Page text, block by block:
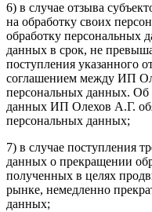
6) в случае отзыва
на обработку своих
обработку персональных
данных в срок, не
поступления указанного
соглашением между ИП
персональных данных.
данных ИП Олехов А.Г.
персональных данных;
7) в случае поступления
данных о прекращении
полученных в целях
рынке, немедленно
данных;